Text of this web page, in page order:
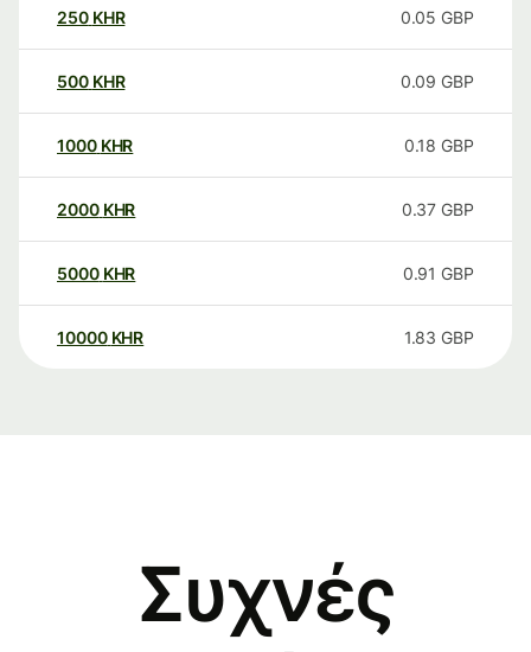
250 KHR 0.05 GBP
500 KHR 0.09 GBP
1000 KHR 0.18 GBP
2000 KHR 0.37 GBP
5000 KHR 0.91 GBP
10000 KHR 1.83 GBP
Συχνές